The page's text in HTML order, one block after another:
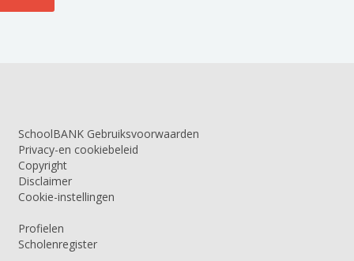
SchoolBANK Gebruiksvoorwaarden
Privacy-en cookiebeleid
Copyright
Disclaimer
Cookie-instellingen
Profielen
Scholenregister